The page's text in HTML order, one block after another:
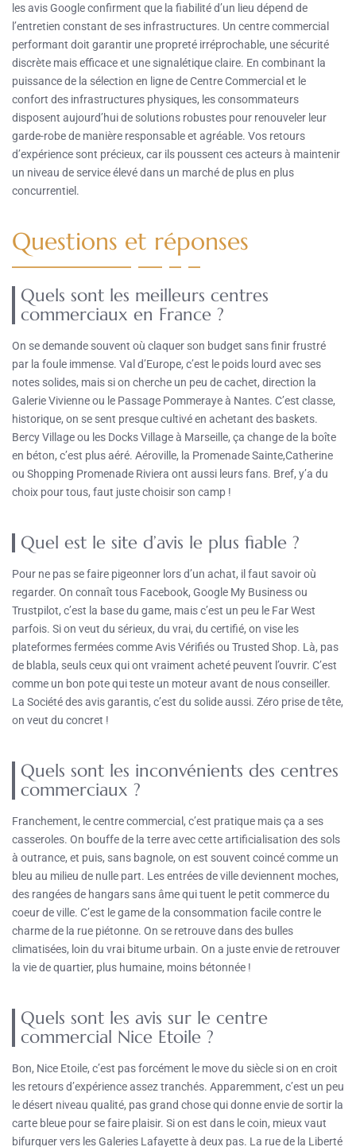
les avis Google confirment que la fiabilité d’un lieu dépend de
l’entretien constant de ses infrastructures. Un centre commercial
performant doit garantir une propreté irréprochable, une sécurité
discrète mais efficace et une signalétique claire. En combinant la
puissance de la sélection en ligne de Centre Commercial et le
confort des infrastructures physiques, les consommateurs
disposent aujourd’hui de solutions robustes pour renouveler leur
garde-robe de manière responsable et agréable. Vos retours
d’expérience sont précieux, car ils poussent ces acteurs à maintenir
un niveau de service élevé dans un marché de plus en plus
concurrentiel.
Questions et réponses
Quels sont les meilleurs centres
commerciaux en France ?
On se demande souvent où claquer son budget sans finir frustré
par la foule immense. Val d’Europe, c’est le poids lourd avec ses
notes solides, mais si on cherche un peu de cachet, direction la
Galerie Vivienne ou le Passage Pommeraye à Nantes. C’est classe,
historique, on se sent presque cultivé en achetant des baskets.
Bercy Village ou les Docks Village à Marseille, ça change de la boîte
en béton, c’est plus aéré. Aéroville, la Promenade Sainte,Catherine
ou Shopping Promenade Riviera ont aussi leurs fans. Bref, y’a du
choix pour tous, faut juste choisir son camp !
Quel est le site d’avis le plus fiable ?
Pour ne pas se faire pigeonner lors d’un achat, il faut savoir où
regarder. On connaît tous Facebook, Google My Business ou
Trustpilot, c’est la base du game, mais c’est un peu le Far West
parfois. Si on veut du sérieux, du vrai, du certifié, on vise les
plateformes fermées comme Avis Vérifiés ou Trusted Shop. Là, pas
de blabla, seuls ceux qui ont vraiment acheté peuvent l’ouvrir. C’est
comme un bon pote qui teste un moteur avant de nous conseiller.
La Société des avis garantis, c’est du solide aussi. Zéro prise de tête,
on veut du concret !
Quels sont les inconvénients des centres
commerciaux ?
Franchement, le centre commercial, c’est pratique mais ça a ses
casseroles. On bouffe de la terre avec cette artificialisation des sols
à outrance, et puis, sans bagnole, on est souvent coincé comme un
bleu au milieu de nulle part. Les entrées de ville deviennent moches,
des rangées de hangars sans âme qui tuent le petit commerce du
coeur de ville. C’est le game de la consommation facile contre le
charme de la rue piétonne. On se retrouve dans des bulles
climatisées, loin du vrai bitume urbain. On a juste envie de retrouver
la vie de quartier, plus humaine, moins bétonnée !
Quels sont les avis sur le centre
commercial Nice Etoile ?
Bon, Nice Etoile, c’est pas forcément le move du siècle si on en croit
les retours d’expérience assez tranchés. Apparemment, c’est un peu
le désert niveau qualité, pas grand chose qui donne envie de sortir la
carte bleue pour se faire plaisir. Si on est dans le coin, mieux vaut
bifurquer vers les Galeries Lafayette à deux pas. La rue de la Liberté